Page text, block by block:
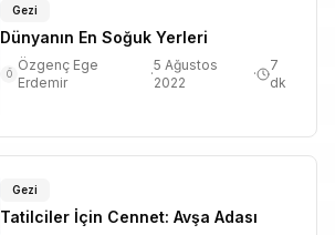
Gezi
Dünyanın En Soğuk Yerleri
Ö
Özgenç Ege
Erdemir
·
5 Ağustos
2022
·
7
dk
Gezi
Tatilciler İçin Cennet: Avşa Adası